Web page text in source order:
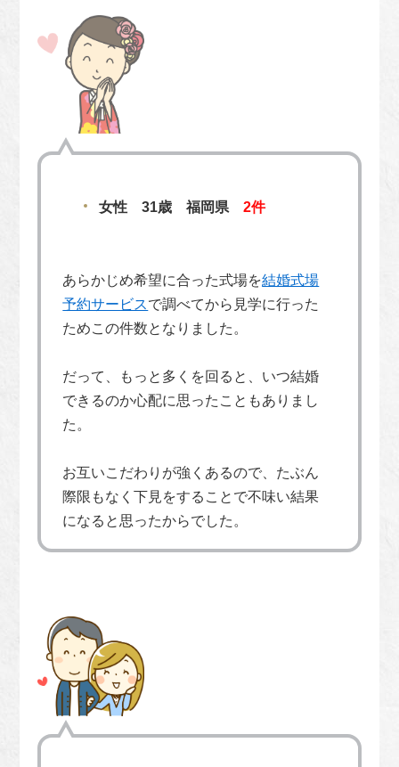
女性 31歳 福岡県2件
あらかじめ希望に合った式場を結婚式場
予約サービスで調べてから見学に行った
ためこの件数となりました。
だって、もっと多くを回ると、いつ結婚
できるのか心配に思ったこともありまし
た。
お互いこだわりが強くあるので、たぶん
際限もなく下見をすることで不味い結果
になると思ったからでした。